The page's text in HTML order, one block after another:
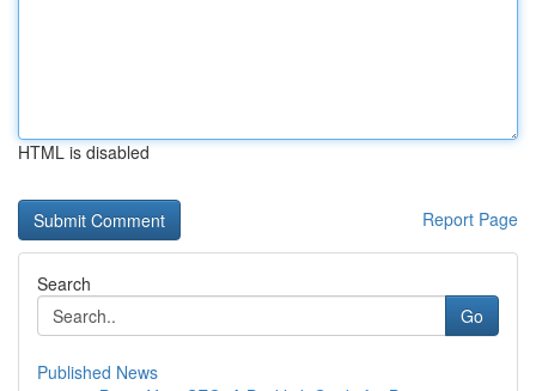
HTML is disabled
Report Page
Search
Go
Published News